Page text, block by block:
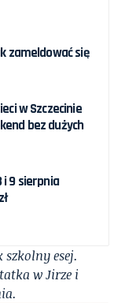
zameldować się
w Szczecinie
bez dużych
i 9 sierpnia
esej.
w Jirze i